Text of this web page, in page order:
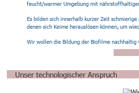
feucht/warmer Umgebung mit
Es bilden sich innerhalb kurzer Zeit
denen sich Keime herauslösen können, um
Wir wollen die Bildung der Biofilme nachhaltig
Unser technologischer Anspruch